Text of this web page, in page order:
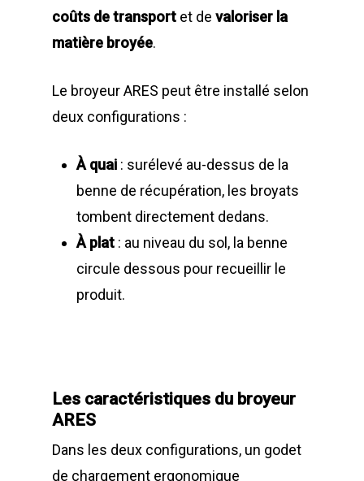
coûts de transport et de valoriser la
matière broyée.
Le broyeur ARES peut être installé selon
deux configurations :
À quai : surélevé au-dessus de la
benne de récupération, les broyats
tombent directement dedans.
À plat : au niveau du sol, la benne
circule dessous pour recueillir le
produit.
Les caractéristiques du broyeur
ARES
Dans les deux configurations, un godet
de chargement ergonomique